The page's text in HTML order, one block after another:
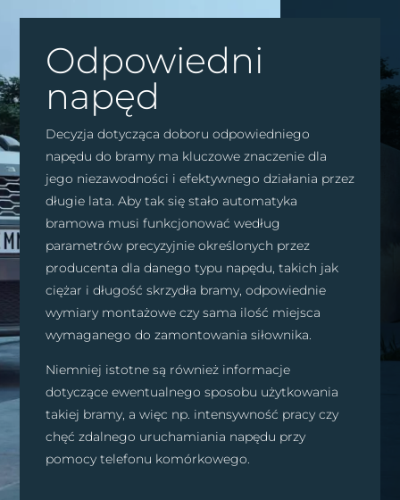
Odpowiedni
napęd
Decyzja dotycząca doboru odpowiedniego
napędu do bramy ma kluczowe znaczenie dla
jego niezawodności i efektywnego działania przez
długie lata. Aby tak się stało automatyka
bramowa musi funkcjonować według
parametrów precyzyjnie określonych przez
producenta dla danego typu napędu, takich jak
ciężar i długość skrzydła bramy, odpowiednie
wymiary montażowe czy sama ilość miejsca
wymaganego do zamontowania siłownika.
Niemniej istotne są również informacje
dotyczące ewentualnego sposobu użytkowania
takiej bramy, a więc np. intensywność pracy czy
chęć zdalnego uruchamiania napędu przy
pomocy telefonu komórkowego.